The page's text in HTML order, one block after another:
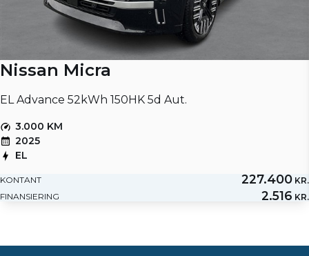
Nissan Micra
EL Advance 52kWh 150HK 5d Aut.
3.000 KM
2025
EL
KONTANT 227.400 KR.
FINANSIERING
2.516 KR.